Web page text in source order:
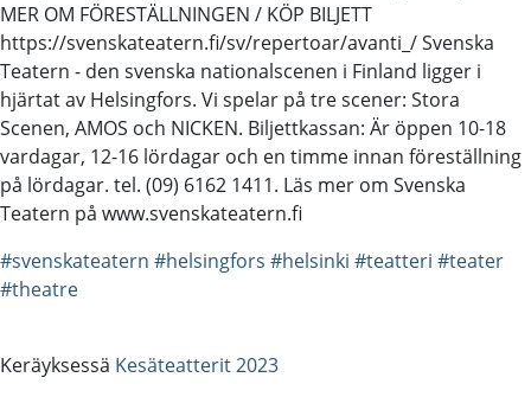
MER OM FÖRESTÄLLNINGEN / KÖP BILJETT
https://svenskateatern.fi/sv/repertoar/avanti_/ Svenska
Teatern - den svenska nationalscenen i Finland ligger i
hjärtat av Helsingfors. Vi spelar på tre scener: Stora
Scenen, AMOS och NICKEN. Biljettkassan: Är öppen 10-18
vardagar, 12-16 lördagar och en timme innan föreställning
på lördagar. tel. (09) 6162 1411. Läs mer om Svenska
Teatern på www.svenskateatern.fi
#svenskateatern #helsingfors #helsinki #teatteri #teater
#theatre
Keräyksessä Kesäteatterit 2023